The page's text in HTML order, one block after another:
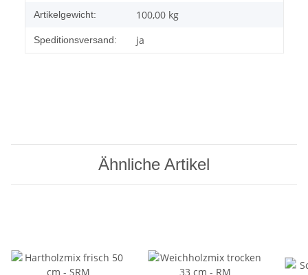
Artikelgewicht: 100,00 kg
Speditionsversand: ja
Ähnliche Artikel